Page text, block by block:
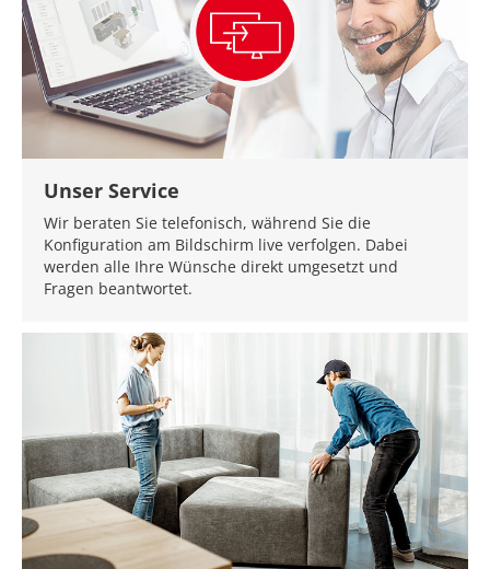
Unser Service
Wir beraten Sie telefonisch, während Sie die
Konfiguration am Bildschirm live verfolgen. Dabei
werden alle Ihre Wünsche direkt umgesetzt und
Fragen beantwortet.